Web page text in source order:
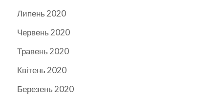
Липень 2020
Червень 2020
Травень 2020
Квітень 2020
Березень 2020